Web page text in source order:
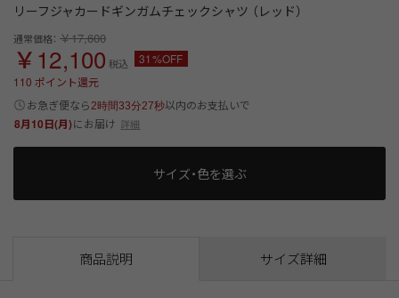
リーフジャカードギンガムチェックシャツ （レッド）
通常価格： ￥17,600
￥12,100 税込
31%OFF
110 ポイント還元
お急ぎ便なら 2時間33分26秒以内のお支払いで
8月10日(月)にお届け 詳細
サイズ・色を選ぶ
商品説明 サイズ詳細